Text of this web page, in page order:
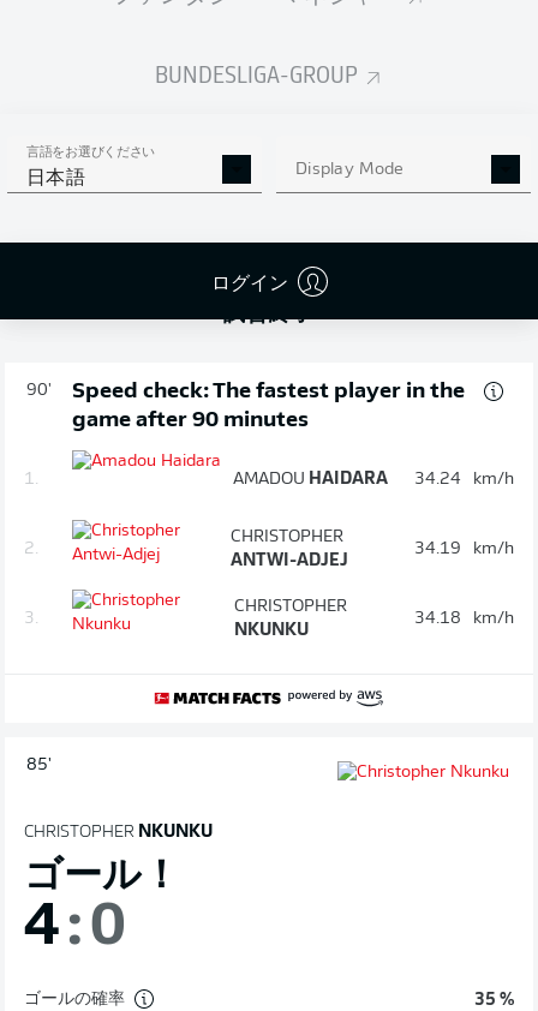
BUNDESLIGA-GROUP
言語をお選びください
日本語 Display Mode
ログイン
90'
Speed check: The fastest player in the
game after 90 minutes
1. AMADOU HAIDARA 34.24 km/h
2.
CHRISTOPHER
ANTWI-ADJEJ
34.19 km/h
3.
CHRISTOPHER
NKUNKU
34.18 km/h
85'
CHRISTOPHER NKUNKU
ゴール！
4:0
ゴールの確率 35 %